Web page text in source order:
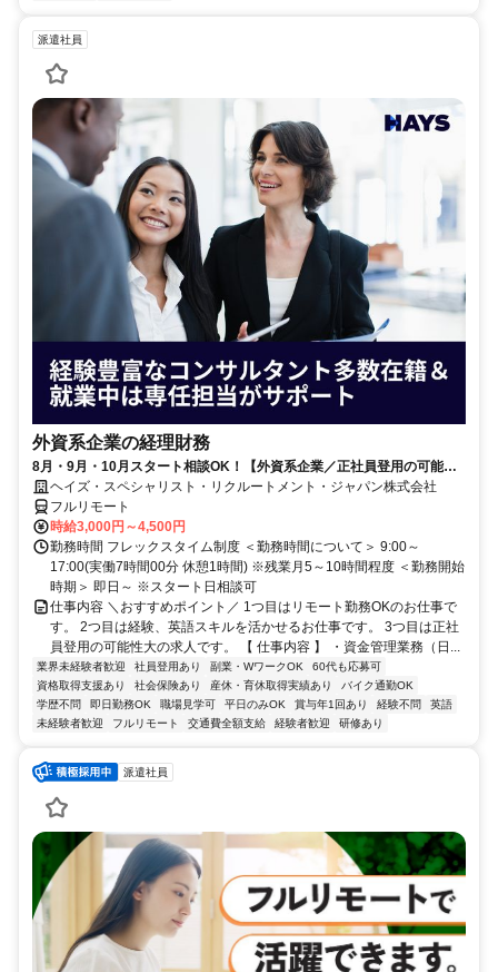
派遣社員
外資系企業の経理財務
8月・9月・10月スタート相談OK！【外資系企業／正社員登用の可能性
大／700万～800万／リモート勤務OK】経理財務
ヘイズ・スペシャリスト・リクルートメント・ジャパン株式会社
フルリモート
時給3,000円～4,500円
勤務時間 フレックスタイム制度 ＜勤務時間について＞ 9:00～
17:00(実働7時間00分 休憩1時間) ※残業月5～10時間程度 ＜勤務開始
時期＞ 即日～ ※スタート日相談可
仕事内容 ＼おすすめポイント／ 1つ目はリモート勤務OKのお仕事で
す。 2つ目は経験、英語スキルを活かせるお仕事です。 3つ目は正社
員登用の可能性大の求人です。 【 仕事内容 】 ・資金管理業務（日...
業界未経験者歓迎 社員登用あり 副業・WワークOK
60代も応募可
資格取得支援あり
社会保険あり 産休・育休取得実績あり
バイク通勤OK
学歴不問
即日勤務OK 職場見学可 平日のみOK 賞与年1回あり 経験不問
英語
未経験者歓迎
フルリモート 交通費全額支給 経験者歓迎 研修あり
派遣社員